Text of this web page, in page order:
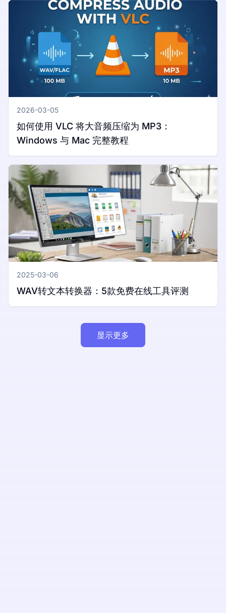
2026-03-05
如何使用 VLC 将大音频压缩为 MP3：
Windows 与 Mac 完整教程
2025-03-06
WAV转文本转换器：5款免费在线工具评测
显示更多